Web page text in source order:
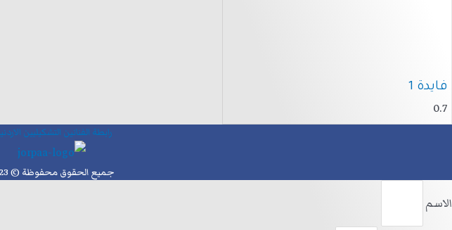
فايدة 1
رابطة الفنانين التشكيليين
جميع الحقوق محفوظة © 2023
الاسم